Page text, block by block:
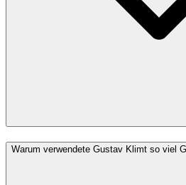
Warum verwendete Gustav Klimt so viel